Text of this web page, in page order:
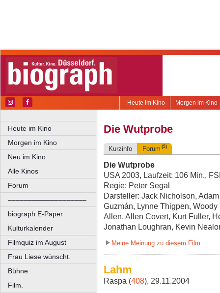
Morgen im Kino
Heute im Kino
Heute im Kino
Morgen im Kino
Neu im Kino
Alle Kinos
Forum
––––––––––––––––––––
biograph E-Paper
Kulturkalender
Filmquiz im August
Frau Liese wünscht.
Bühne.
Film.
Die Wutprobe
Kurzinfo Forum (5)
Die Wutprobe
USA 2003, Laufzeit: 106 Min.,
Regie: Peter Segal
Darsteller: Jack Nicholson,
Guzmán, Lynne Thigpen,
Allen, Allen Covert, Kurt Fuller,
Jonathan Loughran, Kevin
Meine Meinung zu diesem Film
Lahm
Raspa (408), 29.11.2004